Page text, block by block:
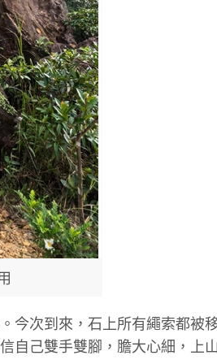
今次到來，石上所有繩索都被
自己雙手雙腳，膽大心細，上